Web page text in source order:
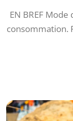
EN BREF
consommation.